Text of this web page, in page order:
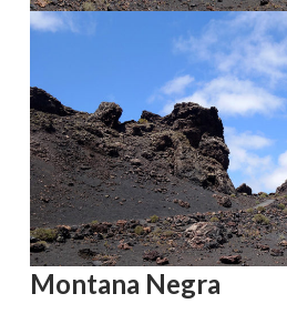
Montana Negra